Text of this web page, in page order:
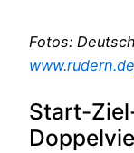
Fotos:
www.rudern.de
Start-